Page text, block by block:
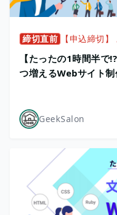
締切直前 【申込締切
【たったの1時間半で
つ増えるWebサイト
GeekSalon